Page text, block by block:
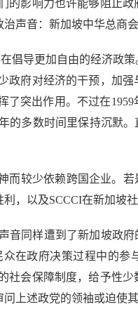
影响力也许能够阻止政
声音：新加坡中华总商
导更加自由的经济政策
府对经济的干预，加
突出作用。不过在
多数时间里保持沉默。
较少依赖跨国企业。若
，以及SCCCI在新加坡
同样遭到了新加坡政府
在政府决策过程中的
会保障制度，给予性
上述政党的领袖或迫使